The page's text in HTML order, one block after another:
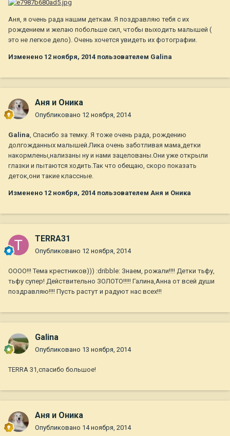
Аня, я очень рада нашим деткам. Я поздравляю тебя с их
рождением и желаю побольше сил, чтобы выходить малышей (
это не легкое дело). Очень хочется увидеть их фотографии.
Изменено 12 ноября, 2014 пользователем Galina
Аня и Оника
Опубликовано 12 ноября, 2014
Galina, Спасибо за темку. Я тоже очень рада, рождению
долгожданных малышей.Лика очень заботливая мама,детки
накормлены,нализаны ну и нами зацелованы.Они уже открыли
глазки и пытаются ходить.Так что обещаю, скоро показать
деток,они такие классные.
Изменено 12 ноября, 2014 пользователем Аня и Оника
TERRA31
Опубликовано 12 ноября, 2014
ОООО!!! Тема крестников))) :dribble: Знаем, рожали!!!! Детки тьфу,
тьфу супер! Действительно ЗОЛОТО!!!!! Галина,Анна от всей души
поздравляю!!!! Пусть растут и радуют нас всех!!!
Galina
Опубликовано 13 ноября, 2014
TERRA 31,спасибо большое!
Аня и Оника
Опубликовано 14 ноября, 2014